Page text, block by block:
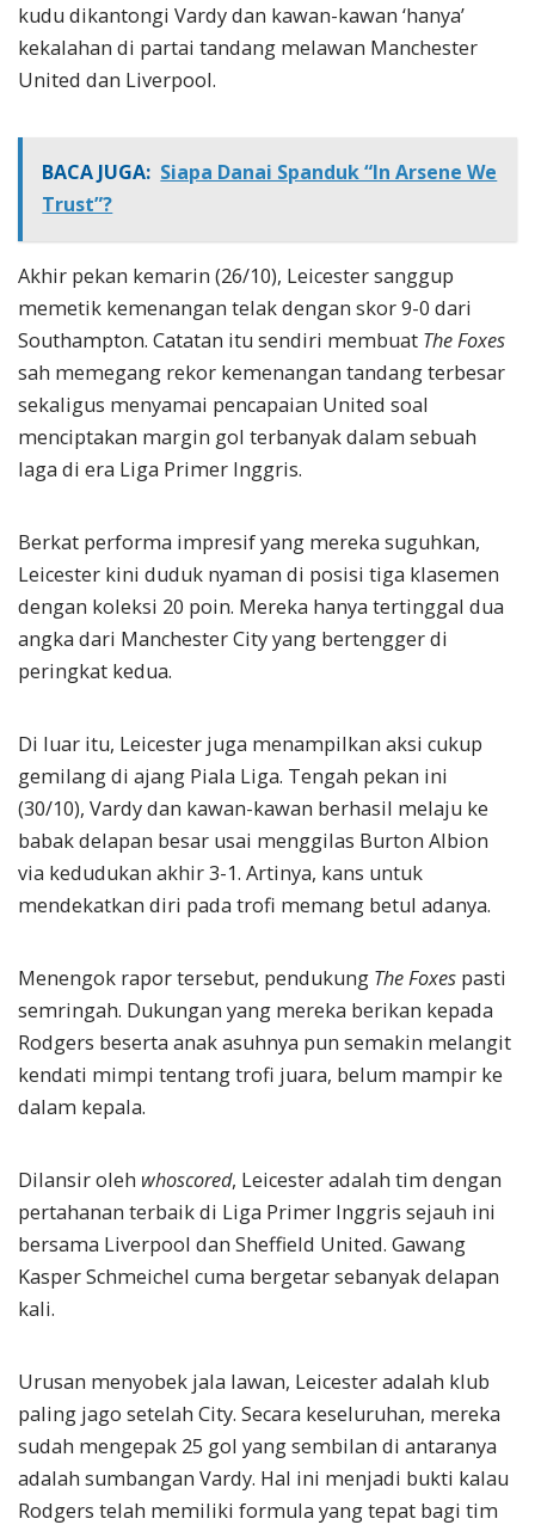
kudu dikantongi Vardy dan kawan-kawan ‘hanya’
kekalahan di partai tandang melawan Manchester
United dan Liverpool.
BACA JUGA: Siapa Danai Spanduk “In Arsene We
Trust”?
Akhir pekan kemarin (26/10), Leicester sanggup
memetik kemenangan telak dengan skor 9-0 dari
Southampton. Catatan itu sendiri membuat The Foxes
sah memegang rekor kemenangan tandang terbesar
sekaligus menyamai pencapaian United soal
menciptakan margin gol terbanyak dalam sebuah
laga di era Liga Primer Inggris.
Berkat performa impresif yang mereka suguhkan,
Leicester kini duduk nyaman di posisi tiga klasemen
dengan koleksi 20 poin. Mereka hanya tertinggal dua
angka dari Manchester City yang bertengger di
peringkat kedua.
Di luar itu, Leicester juga menampilkan aksi cukup
gemilang di ajang Piala Liga. Tengah pekan ini
(30/10), Vardy dan kawan-kawan berhasil melaju ke
babak delapan besar usai menggilas Burton Albion
via kedudukan akhir 3-1. Artinya, kans untuk
mendekatkan diri pada trofi memang betul adanya.
Menengok rapor tersebut, pendukung The Foxes pasti
semringah. Dukungan yang mereka berikan kepada
Rodgers beserta anak asuhnya pun semakin melangit
kendati mimpi tentang trofi juara, belum mampir ke
dalam kepala.
Dilansir oleh whoscored, Leicester adalah tim dengan
pertahanan terbaik di Liga Primer Inggris sejauh ini
bersama Liverpool dan Sheffield United. Gawang
Kasper Schmeichel cuma bergetar sebanyak delapan
kali.
Urusan menyobek jala lawan, Leicester adalah klub
paling jago setelah City. Secara keseluruhan, mereka
sudah mengepak 25 gol yang sembilan di antaranya
adalah sumbangan Vardy. Hal ini menjadi bukti kalau
Rodgers telah memiliki formula yang tepat bagi tim